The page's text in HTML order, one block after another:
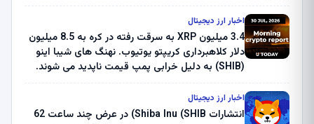
اخبار ارز دیجیتال
3.4 میلیون XRP به سرقت رفته در کره به 8.5 میلیون
دلار کلاهبرداری کریپتو یوتیوب. نهنگ های شیبا اینو
(SHIB) به دلیل خرابی پمپ قیمت ناپدید می شوند.
ثبت کرد – گزارش کریپتو صبح – U.Today
اخبار ارز دیجیتال
انتشارات Shiba Inu (SHIB) در عرض چند ساعت 62